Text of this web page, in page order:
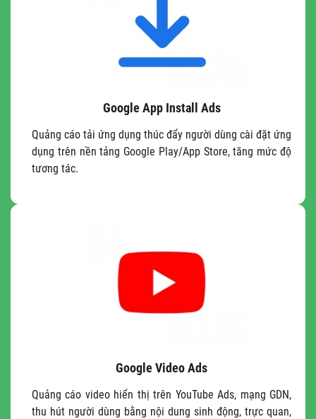
Google App Install Ads
Quảng cáo tải ứng dụng thúc đẩy người dùng cài đặt ứng
dụng trên nền tảng Google Play/App Store, tăng mức độ
tương tác.
Google Video Ads
Quảng cáo video hiển thị trên YouTube Ads, mạng GDN,
thu hút người dùng bằng nội dung sinh động, trực quan,